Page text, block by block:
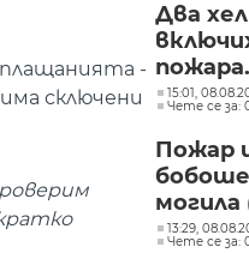
-
сключени
Два
15:01,
Чете се за:
Пожар
13:29,
Чете се за: